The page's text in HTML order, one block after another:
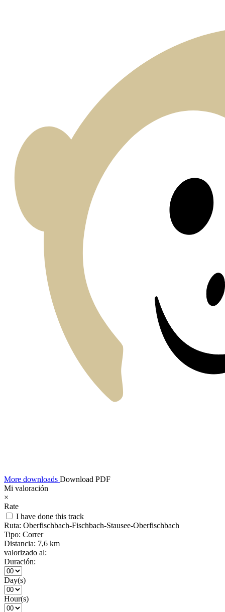
More downloads Download PDF
Mi valoración
×
Rate
I have done this track
Ruta: Oberfischbach-Fischbach-Stausee-Oberfischbach
Tipo: Correr
Distancia: 7,6 km
valorizado al:
Duración:
Day(s)
Hour(s)